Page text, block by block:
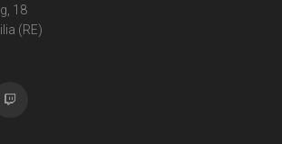
18
(RE)